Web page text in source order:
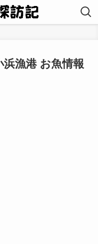
浜漁港 お魚情報